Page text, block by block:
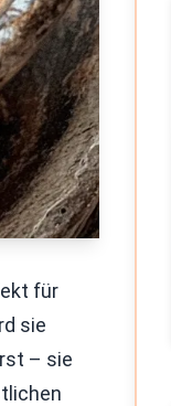
für
sie
– sie